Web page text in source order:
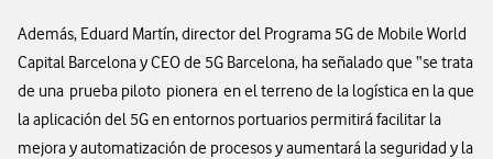
Además, Eduard Martín, director del Programa 5G de Mobile World
Capital Barcelona y CEO de 5G Barcelona, ha señalado que “se trata
de una prueba piloto pionera en el terreno de la logística en la que
la aplicación del 5G en entornos portuarios permitirá facilitar la
mejora y automatización de procesos y aumentará la seguridad y la